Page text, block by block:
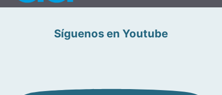
Síguenos en Youtube